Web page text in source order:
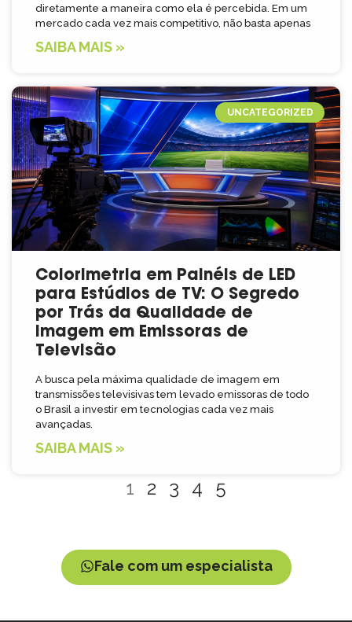
diretamente a maneira como ela é percebida. Em um
mercado cada vez mais competitivo, não basta apenas
SAIBA MAIS »
UNCATEGORIZED
Colorimetria em Painéis de LED
para Estúdios de TV: O Segredo
por Trás da Qualidade de
Imagem em Emissoras de
Televisão
A busca pela máxima qualidade de imagem em
transmissões televisivas tem levado emissoras de todo
o Brasil a investir em tecnologias cada vez mais
avançadas.
SAIBA MAIS »
1 2 3 4 5
Fale com um especialista